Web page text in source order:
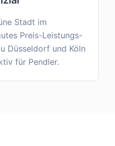
Stadt im
Preis-Leistungs-
Düsseldorf und Köln
für Pendler.